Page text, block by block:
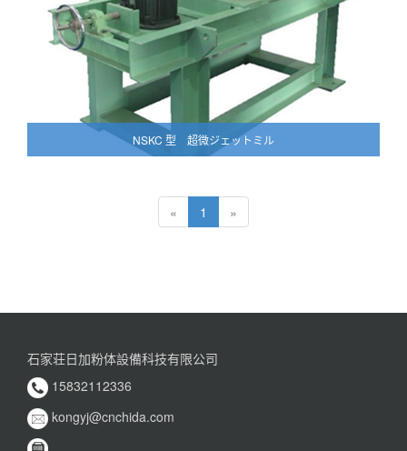
NSKC 型 超微ジェットミル
« 1 »
石家荘日加粉体設備科技有限公司
15832112336
kongyj@cnchida.com